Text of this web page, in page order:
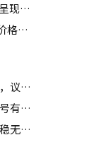
【香港】市场观望氛围浓厚，EMMC部分价格呈现下滑趋势
【台湾地区】供应端对于Wafer仍保持信心，价格微幅上扬且惜售态度不变
【深圳】买家仅针对部分指定料号有探价动作，议价动作有所减少
【香港】买家问价动作减少，仅有部分指定料号有零星询单动作
【台湾地区】需求力道依旧微弱，市场报价持稳无明显波动